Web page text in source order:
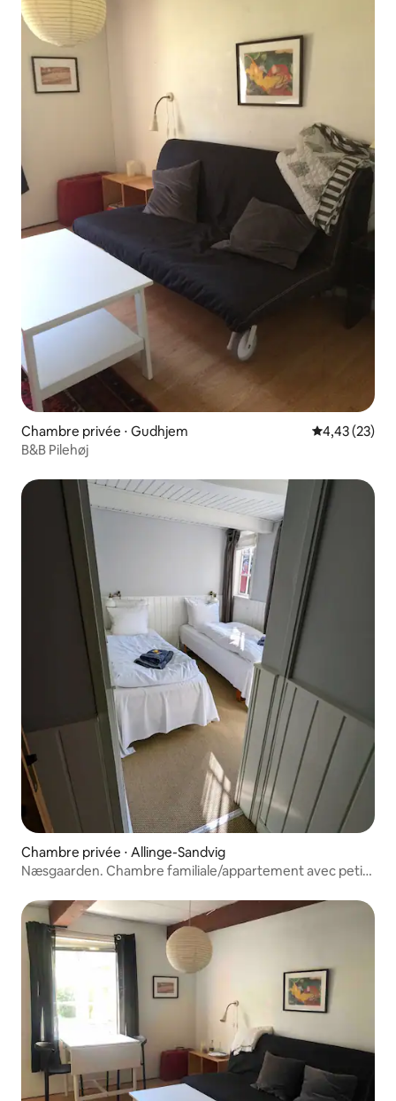
Chambre privée ⋅ Gudhjem Évaluation
4,43 (23)
B&B Pilehøj
Chambre privée ⋅ Allinge-Sandvig
Næsgaarden. Chambre familiale/appartement avec petit